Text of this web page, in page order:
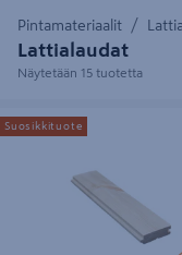
Pintamateriaalit
Lattialaudat
Näytetään 15 tuotetta
Lattialauta PROF 28x95
päätyponttu 16-20%
Suosikkituote